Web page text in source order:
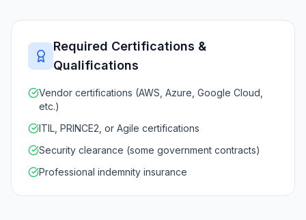
Required Certifications &
Qualifications
Vendor certifications (AWS, Azure, Google Cloud,
etc.)
ITIL, PRINCE2, or Agile certifications
Security clearance (some government contracts)
Professional indemnity insurance